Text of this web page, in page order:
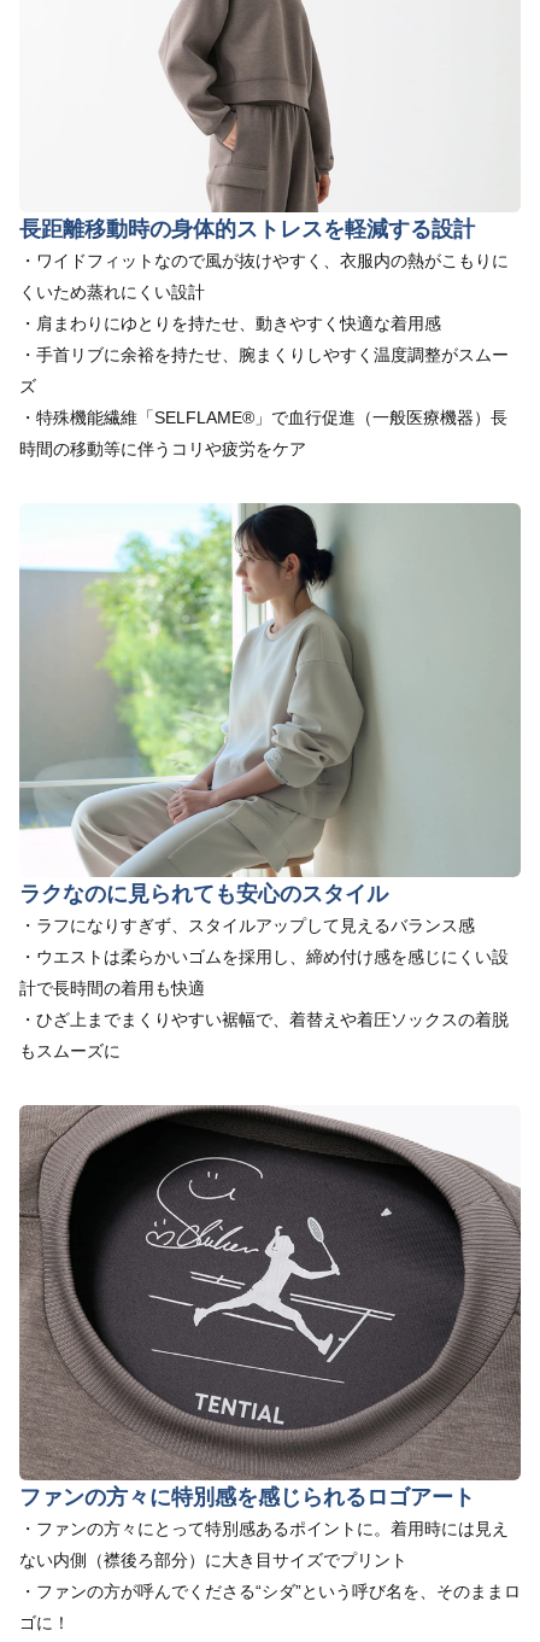
長距離移動時の身体的ストレスを軽減する設計
・ワイドフィットなので風が抜けやすく、衣服内の熱がこもりに
くいため蒸れにくい設計
・肩まわりにゆとりを持たせ、動きやすく快適な着用感
・手首リブに余裕を持たせ、腕まくりしやすく温度調整がスムー
ズ
・特殊機能繊維「SELFLAME®」で血行促進（一般医療機器）長
時間の移動等に伴うコリや疲労をケア
ラクなのに見られても安心のスタイル
・ラフになりすぎず、スタイルアップして見えるバランス感
・ウエストは柔らかいゴムを採用し、締め付け感を感じにくい設
計で長時間の着用も快適
・ひざ上までまくりやすい裾幅で、着替えや着圧ソックスの着脱
もスムーズに
ファンの方々に特別感を感じられるロゴアート
・ファンの方々にとって特別感あるポイントに。着用時には見え
ない内側（襟後ろ部分）に大き目サイズでプリント
・ファンの方が呼んでくださる“シダ”という呼び名を、そのままロ
ゴに！